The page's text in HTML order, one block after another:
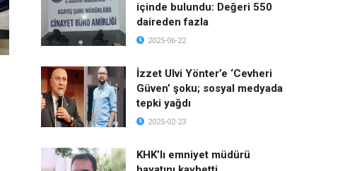
içinde bulundu: Değeri 550
daireden fazla
2025-06-22
İzzet Ulvi Yönter’e ‘Cevheri
Güven’ şoku; sosyal medyada
tepki yağdı
2025-02-23
KHK’lı emniyet müdürü